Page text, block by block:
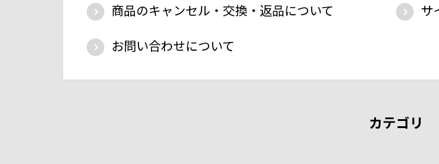
商品のキャンセル・交換・返品について
サ
お問い合わせについて
カテゴリ